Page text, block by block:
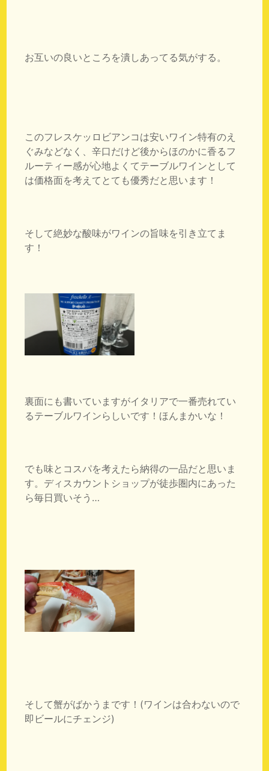
お互いの良いところを潰しあってる気がする。
このフレスケッロビアンコは安いワイン特有のえ
ぐみなどなく、辛口だけど後からほのかに香るフ
ルーティー感が心地よくてテーブルワインとして
は価格面を考えてとても優秀だと思います！
そして絶妙な酸味がワインの旨味を引き立てま
す！
裏面にも書いていますがイタリアで一番売れてい
るテーブルワインらしいです！ほんまかいな！
でも味とコスパを考えたら納得の一品だと思いま
す。ディスカウントショップが徒歩圏内にあった
ら毎日買いそう…
そして蟹がばかうまです！(ワインは合わないので
即ビールにチェンジ)